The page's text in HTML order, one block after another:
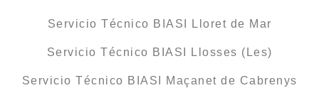
Servicio Técnico BIASI Lloret de Mar
Servicio Técnico BIASI Llosses (Les)
Servicio Técnico BIASI Maçanet de Cabrenys